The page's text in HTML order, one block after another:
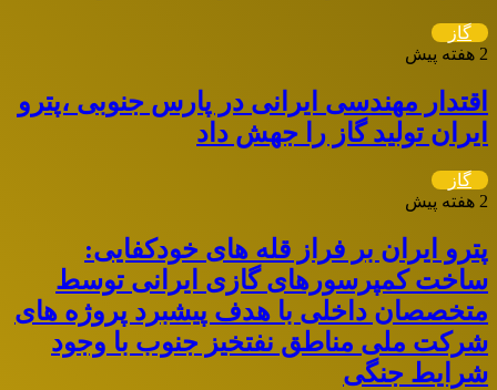
گاز
2 هفته پیش
اقتدار مهندسی ایرانی در پارس جنوبی ،پترو
ایران تولید گاز را جهش داد
گاز
2 هفته پیش
پترو ایران بر فراز قله های خودکفایی:
ساخت کمپرسورهای گازی ایرانی توسط
متخصصان داخلی با هدف پیشبرد پروژه های
شرکت ملی مناطق نفتخیز جنوب با وجود
شرایط جنگی